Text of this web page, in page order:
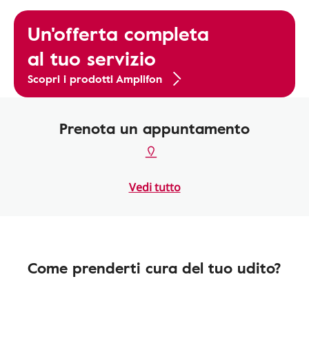
Un'offerta completa
al tuo servizio
Scopri i prodotti Amplifon
Prenota un appuntamento
Vedi tutto
Come prenderti cura del tuo udito?